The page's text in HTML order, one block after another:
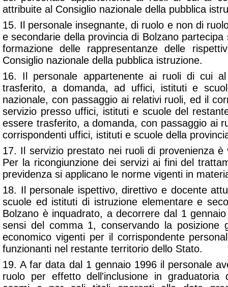
attribuite al Consiglio nazionale della pubblica
15. Il personale insegnante, di ruolo e non di
e secondarie della provincia di Bolzano
formazione delle rappresentanze delle
Consiglio nazionale della pubblica istruzione.
16. Il personale appartenente ai ruoli di cui
trasferito, a domanda, ad uffici, istituti e
nazionale, con passaggio ai relativi ruoli, ed il
servizio presso uffici, istituti e scuole del
essere trasferito, a domanda, con passaggio ai
corrispondenti uffici, istituti e scuole della
17. Il servizio prestato nei ruoli di provenienza
Per la ricongiunzione dei servizi ai fini del
previdenza si applicano le norme vigenti in
18. Il personale ispettivo, direttivo e docente
scuole ed istituti di istruzione elementare e
Bolzano è inquadrato, a decorrere dal 1
sensi del comma 1, conservando la posizione
economico vigenti per il corrispondente
funzionanti nel restante territorio dello Stato.
19. A far data dal 1 gennaio 1996 il personale
ruolo per effetto dell'inclusione in